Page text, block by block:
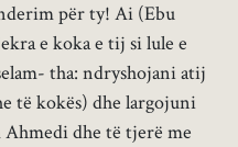
për ty! Ai (Ebu
e koka e tij si lule e
tha: ndryshojani atij
të kokës) dhe largojuni
Ahmedi dhe të tjerë me